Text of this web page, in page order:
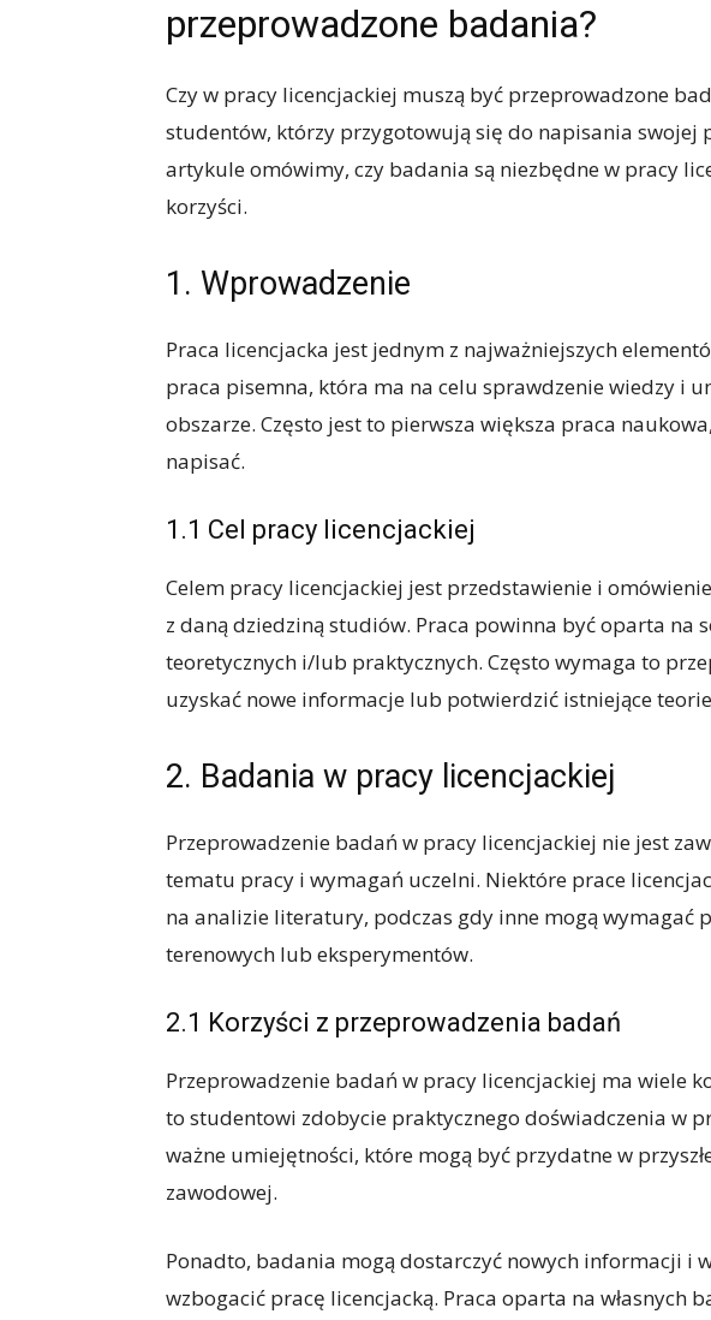
przeprowadzone badania?
Czy w pracy licencjackiej muszą być przeprowadzone
studentów, którzy przygotowują się do napisania swojej
artykule omówimy, czy badania są niezbędne w pracy
korzyści.
1. Wprowadzenie
Praca licencjacka jest jednym z najważniejszych
praca pisemna, która ma na celu sprawdzenie wiedzy i
obszarze. Często jest to pierwsza większa praca
napisać.
1.1 Cel pracy licencjackiej
Celem pracy licencjackiej jest przedstawienie i
z daną dziedziną studiów. Praca powinna być oparta na
teoretycznych i/lub praktycznych. Często wymaga to
uzyskać nowe informacje lub potwierdzić istniejące
2. Badania w pracy licencjackiej
Przeprowadzenie badań w pracy licencjackiej nie jest
tematu pracy i wymagań uczelni. Niektóre prace
na analizie literatury, podczas gdy inne mogą wymagać
terenowych lub eksperymentów.
2.1 Korzyści z przeprowadzenia badań
Przeprowadzenie badań w pracy licencjackiej ma wiele
to studentowi zdobycie praktycznego doświadczenia w
ważne umiejętności, które mogą być przydatne w
zawodowej.
Ponadto, badania mogą dostarczyć nowych informacji i
wzbogacić pracę licencjacką. Praca oparta na własnych